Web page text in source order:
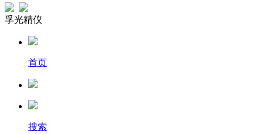
孚光精仪
首页
搜索